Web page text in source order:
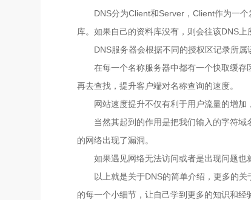
DNS分为Client和Server，Client作为一
库。如果自己的资料库没有，则会往该DNS
DNS服务器会根据不同的授权区记录所
在每一个名称服务器中都有一个快取缓
再去查找，提升客户端对名称查询的速度。
网站速度提升不仅有利于用户流量的增加
当然其起到的作用是把我们输入的字符
的网络出现了漏洞。
如果遇见网络无法访问或者是出现问题也
以上就是关于DNS的简单介绍，更多的
的每一个小细节，让自己学到更多的知识和经